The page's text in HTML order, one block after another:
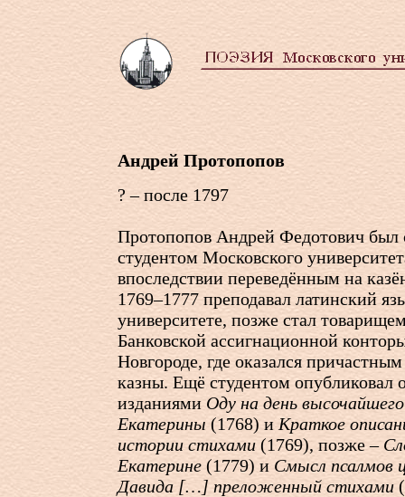
Андрей Протопопов
? – после 1797
Протопопов Андрей Федотович был
студентом Московского
впоследствии переведённым на
1769–1777 преподавал латинский
университете, позже стал
Банковской ассигнационной
Новгороде, где оказался
казны. Ещё студентом опубликовал
изданиями Оду на день
Екатерины (1768) и Краткое
истории стихами (1769), позже –
Екатерине (1779) и Смысл псалмов
Давида […] преложенный стихами